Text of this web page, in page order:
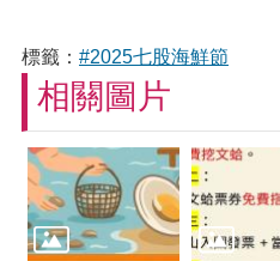
標籤： #2025七股海鮮節
相關圖片